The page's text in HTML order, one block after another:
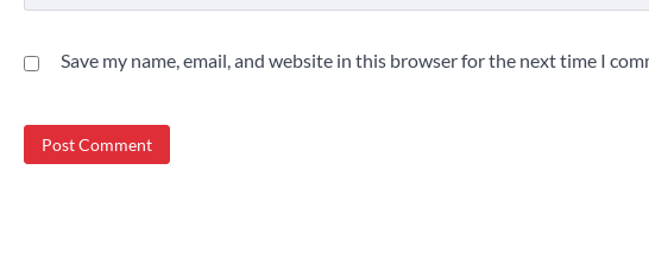
Save my name, email, and website in this browser for the next time I